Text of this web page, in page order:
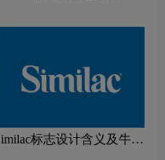
标志设计含义及牛奶